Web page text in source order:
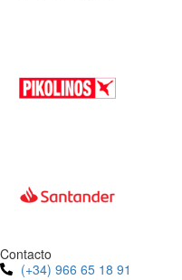
Contacto
(+34) 966 65 18 91